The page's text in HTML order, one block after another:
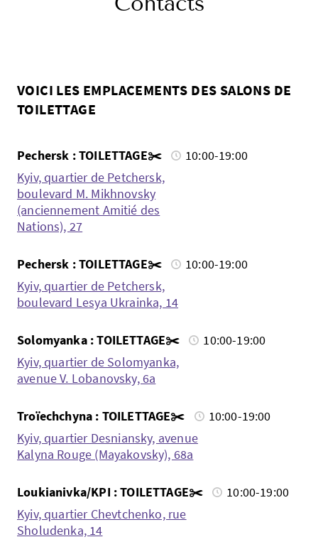
VOICI LES EMPLACEMENTS DES SALONS DE
TOILETTAGE
Pechersk : TOILETTAGE✂️
10:00-19:00
Kyiv, quartier de Petchersk,
boulevard M. Mikhnovsky
(anciennement Amitié des
Nations), 27
Pechersk : TOILETTAGE✂️
10:00-19:00
Kyiv, quartier de Petchersk,
boulevard Lesya Ukrainka, 14
Solomyanka : TOILETTAGE✂️
10:00-19:00
Kyiv, quartier de Solomyanka,
avenue V. Lobanovsky, 6a
Troïechchyna : TOILETTAGE✂️
10:00-19:00
Kyiv, quartier Desniansky, avenue
Kalyna Rouge (Mayakovsky), 68a
Loukianivka/KPI : TOILETTAGE✂️
10:00-19:00
Kyiv, quartier Chevtchenko, rue
Sholudenka, 14